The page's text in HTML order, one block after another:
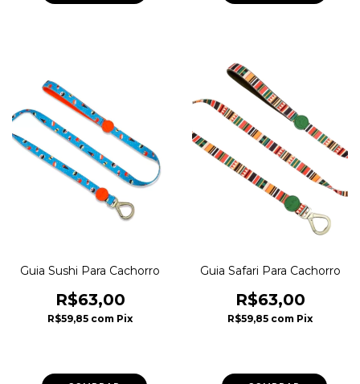
Guia Sushi Para Cachorro
R$63,00
R$59,85 com Pix
Guia Safari Para Cachorro
R$63,00
R$59,85 com Pix